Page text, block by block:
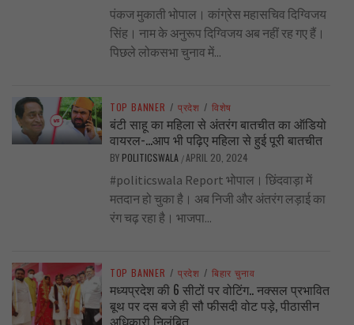
पंकज मुकाती भोपाल। कांग्रेस महासचिव दिग्विजय
सिंह। नाम के अनुरूप दिग्विजय अब नहीं रह गए हैं।
पिछले लोकसभा चुनाव में...
TOP BANNER / प्रदेश / विशेष
बंटी साहू का महिला से अंतरंग बातचीत का ऑडियो
वायरल-…आप भी पढ़िए महिला से हुई पूरी बातचीत
BY POLITICSWALA /APRIL 20, 2024
#politicswala Report भोपाल। छिंदवाड़ा में
मतदान हो चुका है। अब निजी और अंतरंग लड़ाई का
रंग चढ़ रहा है। भाजपा...
TOP BANNER / प्रदेश / बिहार चुनाव
मध्यप्रदेश की 6 सीटों पर वोटिंग.. नक्सल प्रभावित
बूथ पर दस बजे ही सौ फीसदी वोट पड़े, पीठासीन
अधिकारी निलंबित